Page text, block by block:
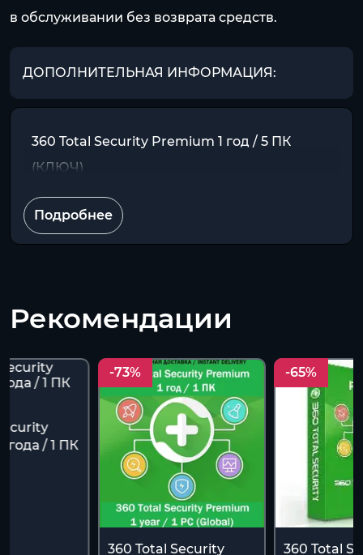
в обслуживании без возврата средств.
ДОПОЛНИТЕЛЬНАЯ ИНФОРМАЦИЯ:
360 Total Security Premium 1 год / 5 ПК
(КЛЮЧ)
Подробнее
Рекомендации
года / 1 ПК
-73%
360 Total Security
-65%
360 Total